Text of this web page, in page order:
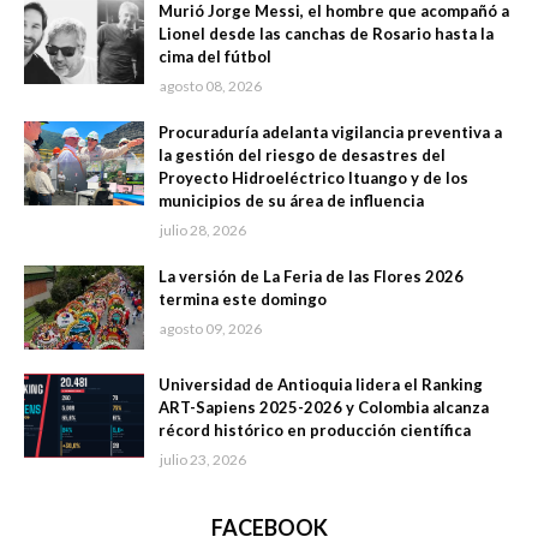
Murió Jorge Messi, el hombre que acompañó a
Lionel desde las canchas de Rosario hasta la
cima del fútbol
agosto 08, 2026
Procuraduría adelanta vigilancia preventiva a
la gestión del riesgo de desastres del
Proyecto Hidroeléctrico Ituango y de los
municipios de su área de influencia
julio 28, 2026
La versión de La Feria de las Flores 2026
termina este domingo
agosto 09, 2026
Universidad de Antioquia lidera el Ranking
ART-Sapiens 2025-2026 y Colombia alcanza
récord histórico en producción científica
julio 23, 2026
FACEBOOK